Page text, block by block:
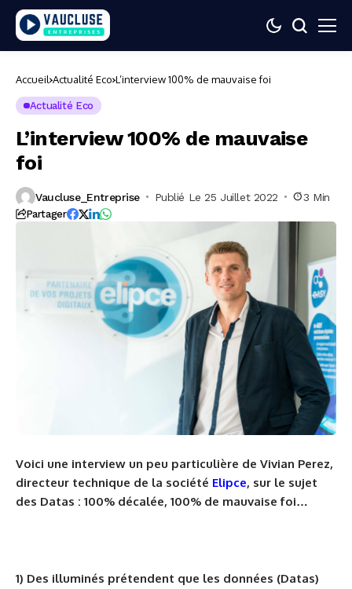
Accueil Actualité Eco L’interview 100% de mauvaise foi
Actualité Eco
L’interview 100% de mauvaise
foi
Vaucluse_Entreprise Publié Le 25 Juillet 2022 3 Min
Partager
Voici une interview un peu particulière de Vivian Perez,
directeur technique de la société Elipce, sur le sujet
des Datas : 100% décalée, 100% de mauvaise foi…
1) Des illuminés prétendent que les données (Datas)